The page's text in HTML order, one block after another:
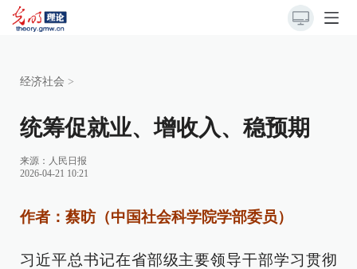
经济社会 >
统筹促就业、增收入、稳预期
来源： 人民日报
2026-04-21 10:21
作者：蔡昉（中国社会科学院学部委员）
习近平总书记在省部级主要领导干部学习贯彻